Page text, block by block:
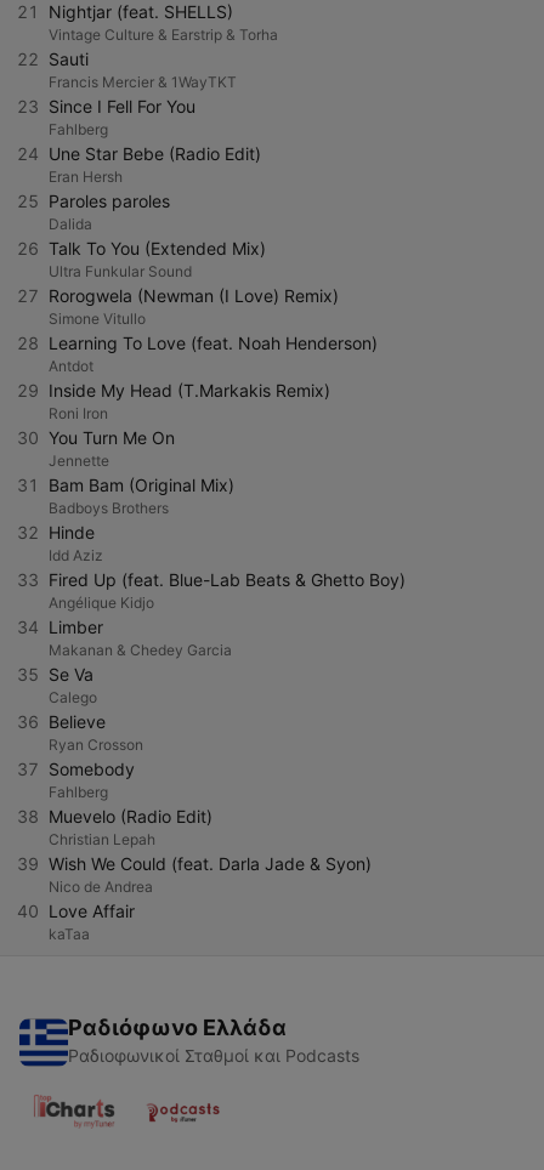
21 Nightjar (feat. SHELLS)
Vintage Culture & Earstrip & Torha
22 Sauti
Francis Mercier & 1WayTKT
23 Since I Fell For You
Fahlberg
24 Une Star Bebe (Radio Edit)
Eran Hersh
25 Paroles paroles
Dalida
26 Talk To You (Extended Mix)
Ultra Funkular Sound
27 Rorogwela (Newman (I Love) Remix)
Simone Vitullo
28 Learning To Love (feat. Noah Henderson)
Antdot
29 Inside My Head (T.Markakis Remix)
Roni Iron
30 You Turn Me On
Jennette
31 Bam Bam (Original Mix)
Badboys Brothers
32 Hinde
Idd Aziz
33 Fired Up (feat. Blue-Lab Beats & Ghetto Boy)
Angélique Kidjo
34 Limber
Makanan & Chedey Garcia
35 Se Va
Calego
36 Believe
Ryan Crosson
37 Somebody
Fahlberg
38 Muevelo (Radio Edit)
Christian Lepah
39 Wish We Could (feat. Darla Jade & Syon)
Nico de Andrea
40 Love Affair
kaTaa
Ραδιόφωνο Ελλάδα
Ραδιοφωνικοί Σταθμοί και Podcasts